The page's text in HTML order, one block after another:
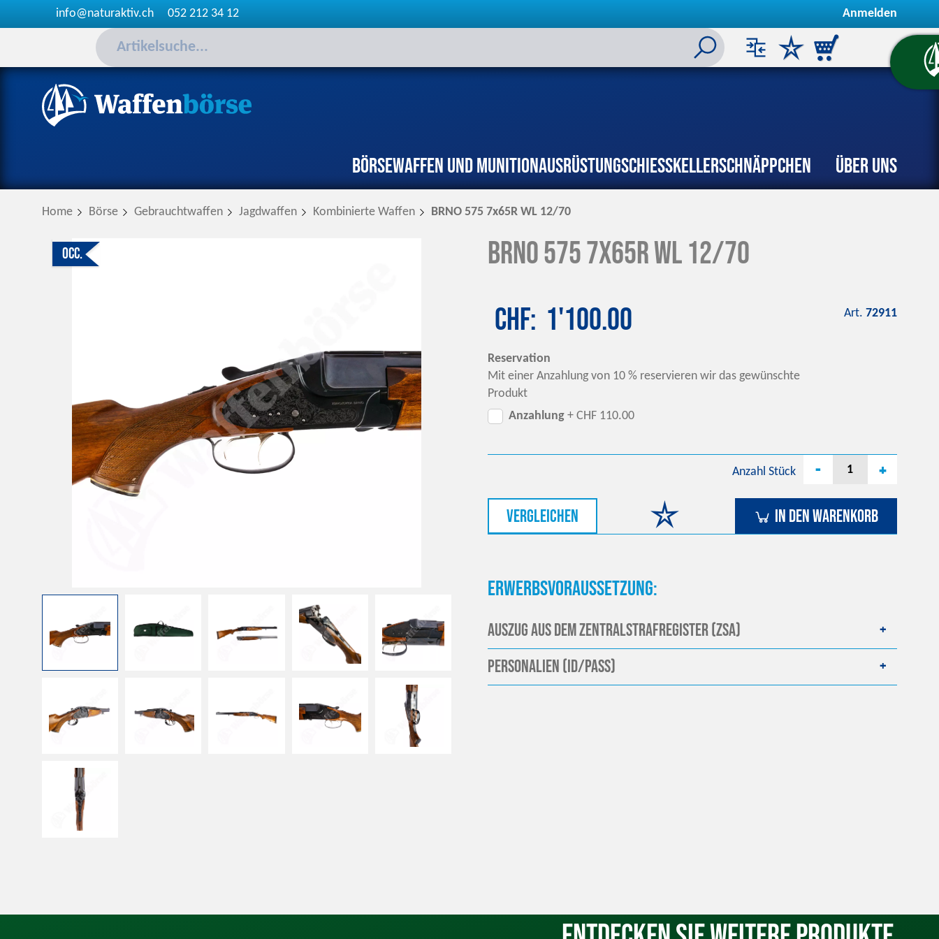
info@naturaktiv.ch 052 212 34 12 Anmelden
BörseWaffen und MunitionAusrüstungSchiesskellerSchnäppchen Über uns
Home Börse Gebrauchtwaffen Jagdwaffen Kombinierte Waffen BRNO 575 7x65R WL 12/70
Occ.
BRNO 575 7x65R WL 12/70
CHF 1'100.00
Reservation
Mit einer Anzahlung von 10 % reservieren wir das gewünschte
Produkt
Anzahlung + CHF 110.00
Art. 72911
vergleichen
Anzahl Stück - +
In den Warenkorb
Erwerbsvoraussetzung:
Auszug aus dem Zentralstrafregister (ZSA)
Personalien (ID/Pass)